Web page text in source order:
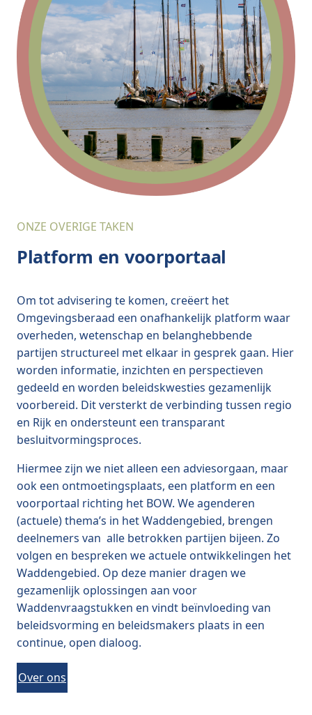
ONZE OVERIGE TAKEN
Platform en voorportaal
Om tot advisering te komen, creëert het
Omgevingsberaad een onafhankelijk platform waar
overheden, wetenschap en belanghebbende
partijen structureel met elkaar in gesprek gaan. Hier
worden informatie, inzichten en perspectieven
gedeeld en worden beleidskwesties gezamenlijk
voorbereid. Dit versterkt de verbinding tussen regio
en Rijk en ondersteunt een transparant
besluitvormingsproces.
Hiermee zijn we niet alleen een adviesorgaan, maar
ook een ontmoetingsplaats, een platform en een
voorportaal richting het BOW. We agenderen
(actuele) thema’s in het Waddengebied, brengen
deelnemers van alle betrokken partijen bijeen. Zo
volgen en bespreken we actuele ontwikkelingen het
Waddengebied. Op deze manier dragen we
gezamenlijk oplossingen aan voor
Waddenvraagstukken en vindt beïnvloeding van
beleidsvorming en beleidsmakers plaats in een
continue, open dialoog.
Over ons